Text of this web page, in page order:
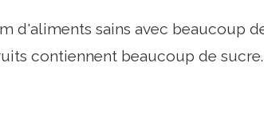
d'aliments sains avec beaucoup
contiennent beaucoup de sucre.